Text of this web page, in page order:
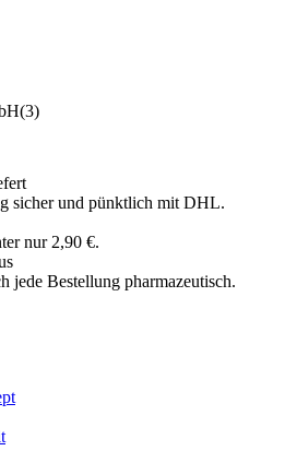
(3)
sicher und pünktlich mit DHL.
nur 2,90 €.
jede Bestellung pharmazeutisch.